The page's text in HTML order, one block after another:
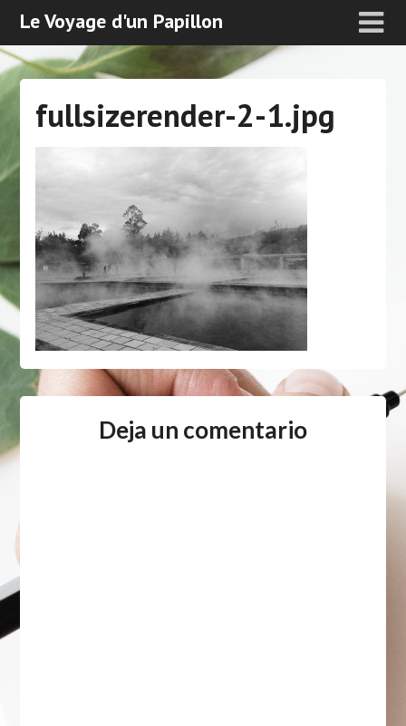
Le Voyage d'un Papillon
fullsizerender-2-1.jpg
Deja un comentario